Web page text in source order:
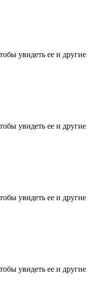
увидеть ее и другие
увидеть ее и другие
увидеть ее и другие
увидеть ее и другие